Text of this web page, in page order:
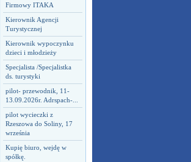
Firmowy ITAKA
Kierownik Agencji
Turystycznej
Kierownik wypoczynku
dzieci i młodzieży
Specjalista /Specjalistka
ds. turystyki
pilot- przewodnik, 11-
13.09.2026r. Adrspach-...
pilot wycieczki z
Rzeszowa do Soliny, 17
września
Kupię biuro, wejdę w
spółkę.